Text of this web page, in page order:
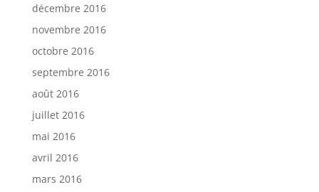
décembre 2016
novembre 2016
octobre 2016
septembre 2016
août 2016
juillet 2016
mai 2016
avril 2016
mars 2016